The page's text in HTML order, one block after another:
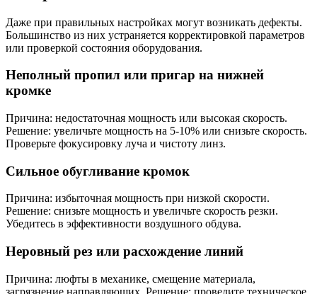
Даже при правильных настройках могут возникать дефекты.
Большинство из них устраняется корректировкой параметров
или проверкой состояния оборудования.
Неполный пропил или пригар на нижней
кромке
Причина: недостаточная мощность или высокая скорость.
Решение: увеличьте мощность на 5-10% или снизьте скорость.
Проверьте фокусировку луча и чистоту линз.
Сильное обугливание кромок
Причина: избыточная мощность при низкой скорости.
Решение: снизьте мощность и увеличьте скорость резки.
Убедитесь в эффективности воздушного обдува.
Неровный рез или расхождение линий
Причина: люфты в механике, смещение материала,
загрязнение направляющих. Решение: проведите техническое